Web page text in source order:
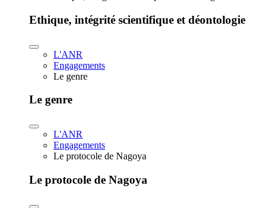
Ethique, intégrité scientifique et déontologie
L'ANR
Engagements
Le genre
Le genre
L'ANR
Engagements
Le protocole de Nagoya
Le protocole de Nagoya